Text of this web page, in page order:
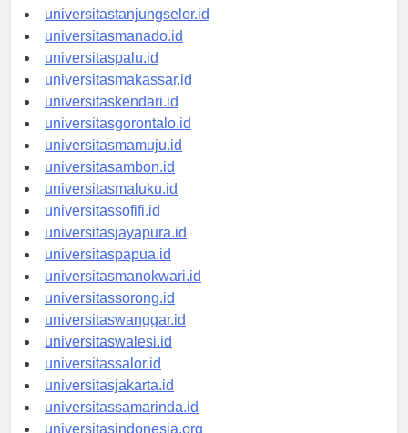
universitasbanjarbaru.id
universitastanjungselor.id
universitasmanado.id
universitaspalu.id
universitasmakassar.id
universitaskendari.id
universitasgorontalo.id
universitasmamuju.id
universitasambon.id
universitasmaluku.id
universitassofifi.id
universitasjayapura.id
universitaspapua.id
universitasmanokwari.id
universitassorong.id
universitaswanggar.id
universitaswalesi.id
universitassalor.id
universitasjakarta.id
universitassamarinda.id